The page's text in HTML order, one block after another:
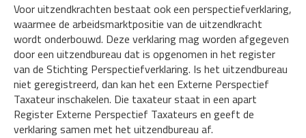
Voor uitzendkrachten bestaat ook een perspectiefverklaring,
waarmee de arbeidsmarktpositie van de uitzendkracht
wordt onderbouwd. Deze verklaring mag worden afgegeven
door een uitzendbureau dat is opgenomen in het register
van de Stichting Perspectiefverklaring. Is het uitzendbureau
niet geregistreerd, dan kan het een Externe Perspectief
Taxateur inschakelen. Die taxateur staat in een apart
Register Externe Perspectief Taxateurs en geeft de
verklaring samen met het uitzendbureau af.